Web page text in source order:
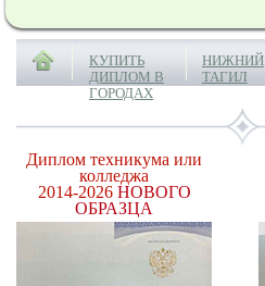
КУПИТЬ
ДИПЛОМ В
ГОРОДАХ
НИЖНИЙ
ТАГИЛ
Диплом техникума или
колледжа
2014-2026 НОВОГО
ОБРАЗЦА